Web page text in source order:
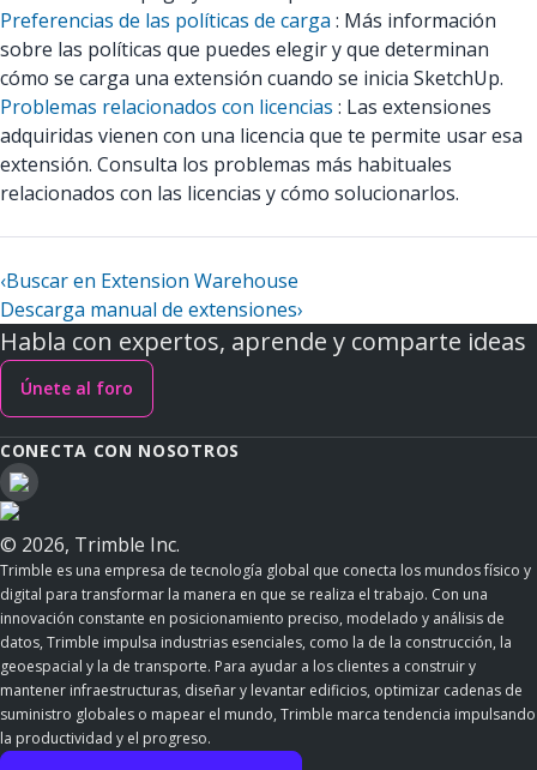
Preferencias de las políticas de carga : Más información
sobre las políticas que puedes elegir y que determinan
cómo se carga una extensión cuando se inicia SketchUp.
Problemas relacionados con licencias : Las extensiones
adquiridas vienen con una licencia que te permite usar esa
extensión. Consulta los problemas más habituales
relacionados con las licencias y cómo solucionarlos.
‹Buscar en Extension Warehouse
Descarga manual de extensiones›
Habla con expertos, aprende y comparte ideas
Únete al foro
CONECTA CON NOSOTROS
© 2026, Trimble Inc.
Trimble es una empresa de tecnología global que conecta los mundos físico y
digital para transformar la manera en que se realiza el trabajo. Con una
innovación constante en posicionamiento preciso, modelado y análisis de
datos, Trimble impulsa industrias esenciales, como la de la construcción, la
geoespacial y la de transporte. Para ayudar a los clientes a construir y
mantener infraestructuras, diseñar y levantar edificios, optimizar cadenas de
suministro globales o mapear el mundo, Trimble marca tendencia impulsando
la productividad y el progreso.